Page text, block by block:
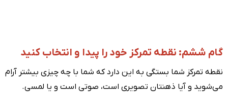
گام ششم: نقطه‌ تمرکز خود را پیدا و انتخاب کنید
نقطه تمرکز شما بستگی به این دارد که شما با چه چیزی بیشتر آرام
می‌شوید و آیا ذهنتان تصویری است، صوتی است و یا لمسی.